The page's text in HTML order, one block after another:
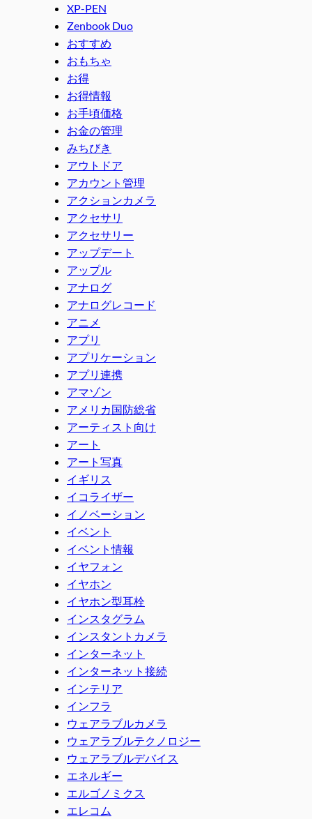
XP-PEN
Zenbook Duo
おすすめ
おもちゃ
お得
お得情報
お手頃価格
お金の管理
みちびき
アウトドア
アカウント管理
アクションカメラ
アクセサリ
アクセサリー
アップデート
アップル
アナログ
アナログレコード
アニメ
アプリ
アプリケーション
アプリ連携
アマゾン
アメリカ国防総省
アーティスト向け
アート
アート写真
イギリス
イコライザー
イノベーション
イベント
イベント情報
イヤフォン
イヤホン
イヤホン型耳栓
インスタグラム
インスタントカメラ
インターネット
インターネット接続
インテリア
インフラ
ウェアラブルカメラ
ウェアラブルテクノロジー
ウェアラブルデバイス
エネルギー
エルゴノミクス
エレコム